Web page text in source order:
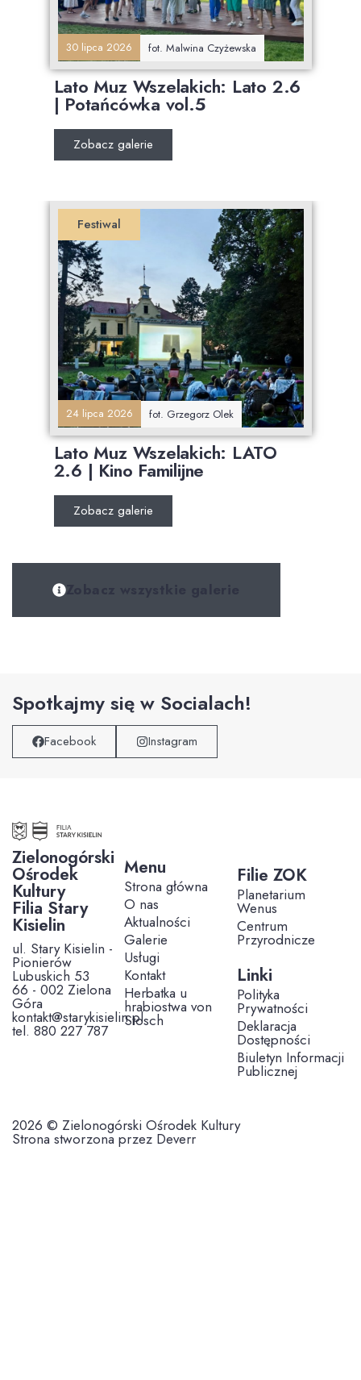
30 lipca 2026 fot. Malwina Czyżewska
Lato Muz Wszelakich: Lato 2.6
| Potańcówka vol.5
Zobacz galerie
Festiwal
24 lipca 2026 fot. Grzegorz Olek
Lato Muz Wszelakich: LATO
2.6 | Kino Familijne
Zobacz galerie
Spotkajmy się w Socialach!
Facebook Instagram
Zielonogórski
Ośrodek
Kultury
Filia Stary
Kisielin
ul. Stary Kisielin -
Pionierów
Lubuskich 53
66 - 002 Zielona
Góra
kontakt@starykisielin.pl
tel. 880 227 787
Menu
Strona główna
O nas
Aktualności
Galerie
Usługi
Kontakt
Herbatka u
hrabiostwa von
Stosch
Filie ZOK
Planetarium
Wenus
Centrum
Przyrodnicze
Linki
Polityka
Prywatności
Deklaracja
Dostępności
Biuletyn Informacji
Publicznej
2026 © Zielonogórski Ośrodek Kultury
Strona stworzona przez Deverr